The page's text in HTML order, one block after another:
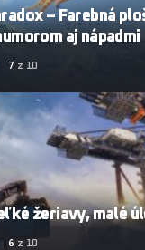
– Farebná
aj nápadmi
7 z 10
žeriavy, malé
6 z 10